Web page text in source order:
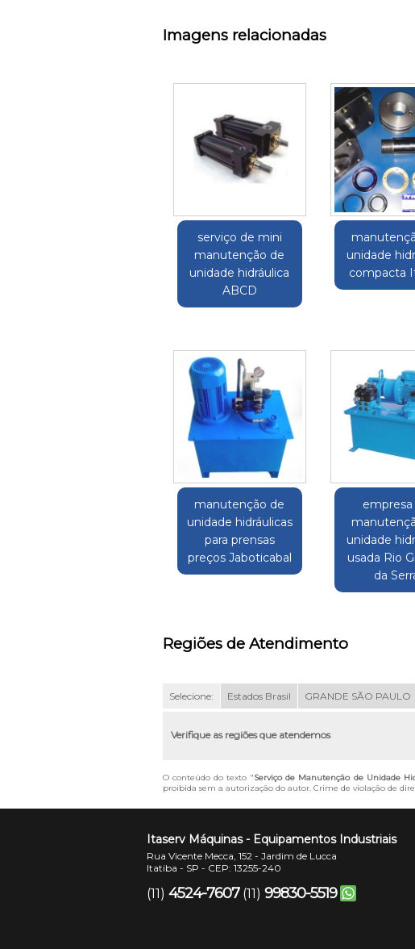
Imagens relacionadas
serviço de mini
manutenção de
unidade hidráulica
ABCD
unidade
compacta
manutenção de
unidade hidráulicas
para prensas
preços Jaboticabal
empresa
unidade
usada Rio
da
Regiões de Atendimento
Selecione: Estados Brasil GRANDE SÃO PAULO
Verifique as regiões que atendemos
O conteúdo do texto "Serviço de Manutenção de Unidade
proibida sem a autorização do autor. Crime de violação de
Itaserv Máquinas - Equipamentos Industriais
Rua Vicente Mecca, 152 - Jardim de Lucca
Itatiba - SP - CEP: 13255-240
(11) 4524-7607 (11) 99830-5519